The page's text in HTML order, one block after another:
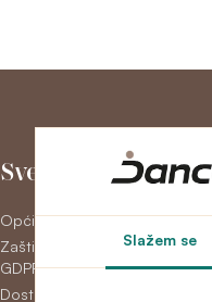
Slažem se
Sve o kupnji
Opći uvjeti poslovanja
Zaštita osobnih podataka
GDPR
Dostava